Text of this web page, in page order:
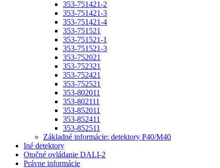
353-751421-2
353-751421-3
353-751421-4
353-751521
353-751521-1
353-751521-3
353-752021
353-752321
353-752421
353-752521
353-802011
353-802111
353-852011
353-852411
353-852511
Základné informácie: detektory P40/M40
Iné detektory
Otočné ovládanie DALI-2
Právne informácie